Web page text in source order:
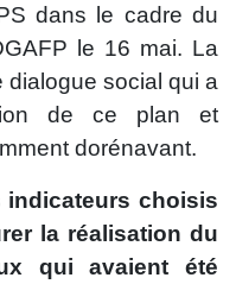
dans le cadre du
le 16 mai. La
dialogue social qui a
de ce plan et
dorénavant.
indicateurs choisis
la réalisation du
qui avaient été